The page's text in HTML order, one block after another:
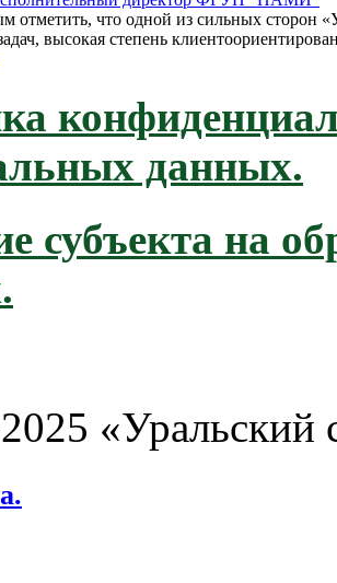
что одной из сильных сторон
высокая степень
данных.
субъекта на
«Уральский